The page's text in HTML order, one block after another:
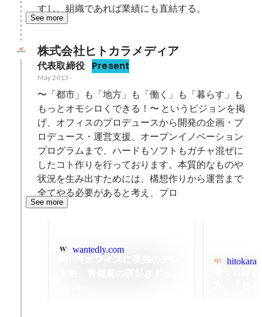
すし、組織であれば業績にも直結する。
See more
株式会社ヒトカラメディア
代表取締役 Present
May 2013 -
〜「都市」も「地方」も「働く」も「暮らす」も
もっとオモシロくできる！〜 というビジョンを掲
げ、オフィスのプロデュースから開発の企画・プ
ロデュース・運営支援、オープンイノベーション
プログラムまで、ハードもソフトもガチャ混ぜに
したコト作りを行っております。本質的なものや
状況を生み出すためには、構想作りから運営まで
全てやる必要があると考え、プロ
See more
wantedly.com